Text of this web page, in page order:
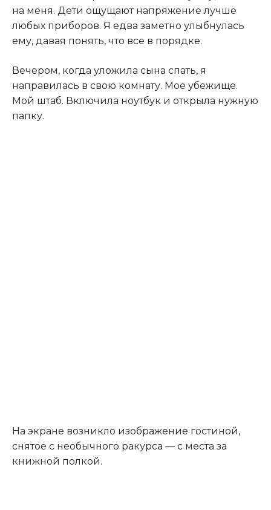
на меня. Дети ощущают напряжение лучше
любых приборов. Я едва заметно улыбнулась
ему, давая понять, что все в порядке.
Вечером, когда уложила сына спать, я
направилась в свою комнату. Мое убежище.
Мой штаб. Включила ноутбук и открыла нужную
папку.
На экране возникло изображение гостиной,
снятое с необычного ракурса — с места за
книжной полкой.